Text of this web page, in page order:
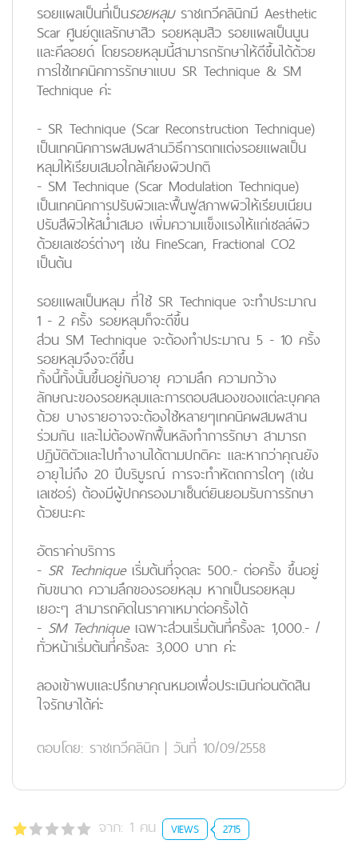
รอยแผลเป็นที่เป็นรอยหลุมราชเทวีคลินิกมี Aesthetic
Scar ศูนย์ดูแลรักษาสิว รอยหลุมสิว รอยแผลเป็นนูน
และคีลอยด์ โดยรอยหลุมนี้สามารถรักษาให้ดีขึ้นได้ด้วย
การใช้เทคนิคการรักษาแบบ SR Technique & SM
Technique ค่ะ
- SR Technique (Scar Reconstruction Technique)
เป็นเทคนิคการผสมผสานวิธีการตกแต่งรอยแผลเป็น
หลุมให้เรียบเสมอใกล้เคียงผิวปกติ
- SM Technique (Scar Modulation Technique)
เป็นเทคนิคการปรับผิวและฟื้นฟูสภาพผิวให้เรียบเนียน
ปรับสีผิวให้สม่ำเสมอ เพิ่มความแข็งแรงให้แก่เซลล์ผิว
ด้วยเลเซอร์ต่างๆ เช่น FineScan, Fractional CO2
เป็นต้น
รอยแผลเป็นหลุม ที่ใช้ SR Technique จะทำประมาณ
1 - 2 ครั้ง รอยหลุมก็จะดีขึ้น
ส่วน SM Technique จะต้องทำประมาณ 5 - 10 ครั้ง
รอยหลุมจึงจะดีขึ้น
ทั้งนี้ทั้งนั้นขึ้นอยู่กับอายุ ความลึก ความกว้าง
ลักษณะของรอยหลุมและการตอบสนองของแต่ละบุคคล
ด้วย บางรายอาจจะต้องใช้หลายๆเทคนิคผสมผสาน
ร่วมกัน และไม่ต้องพักฟื้นหลังทำการรักษา สามารถ
ปฏิบัติตัวและไปทำงานได้ตามปกติคะ และหากว่าคุณยัง
อายุไม่ถึง 20 ปีบริบูรณ์ การจะทำหัตถการใดๆ (เช่น
เลเซอร์) ต้องมีผู้ปกครองมาเซ็นต์ยินยอมรับการรักษา
ด้วยนะคะ
อัตราค่าบริการ
- SR Techniqueเริ่มต้นที่จุดละ 500.- ต่อครั้ง ขึ้นอยู่
กับขนาด ความลึกของรอยหลุม หากเป็นรอยหลุม
เยอะๆ สามารถคิดในราคาเหมาต่อครั้งได้
- SM Technique เฉพาะส่วนเริ่มต้นที่ครั้งละ 1,000.- /
ทั่วหน้าเริ่มต้นที่ครั้งละ 3,000 บาท ค่ะ
ลองเข้าพบและปรึกษาคุณหมอเพื่อประเมินก่อนตัดสิน
ใจรักษาได้ค่ะ
ตอบโดย: ราชเทวีคลินิก | วันที่ 10/09/2558
จาก: 1 คน VIEWS 2715